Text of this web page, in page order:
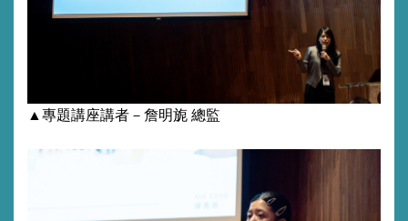
▲專題講座講者－詹明旎總監